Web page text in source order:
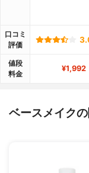
口コミ
評価
値段
料金
¥1,992
ベースメイク